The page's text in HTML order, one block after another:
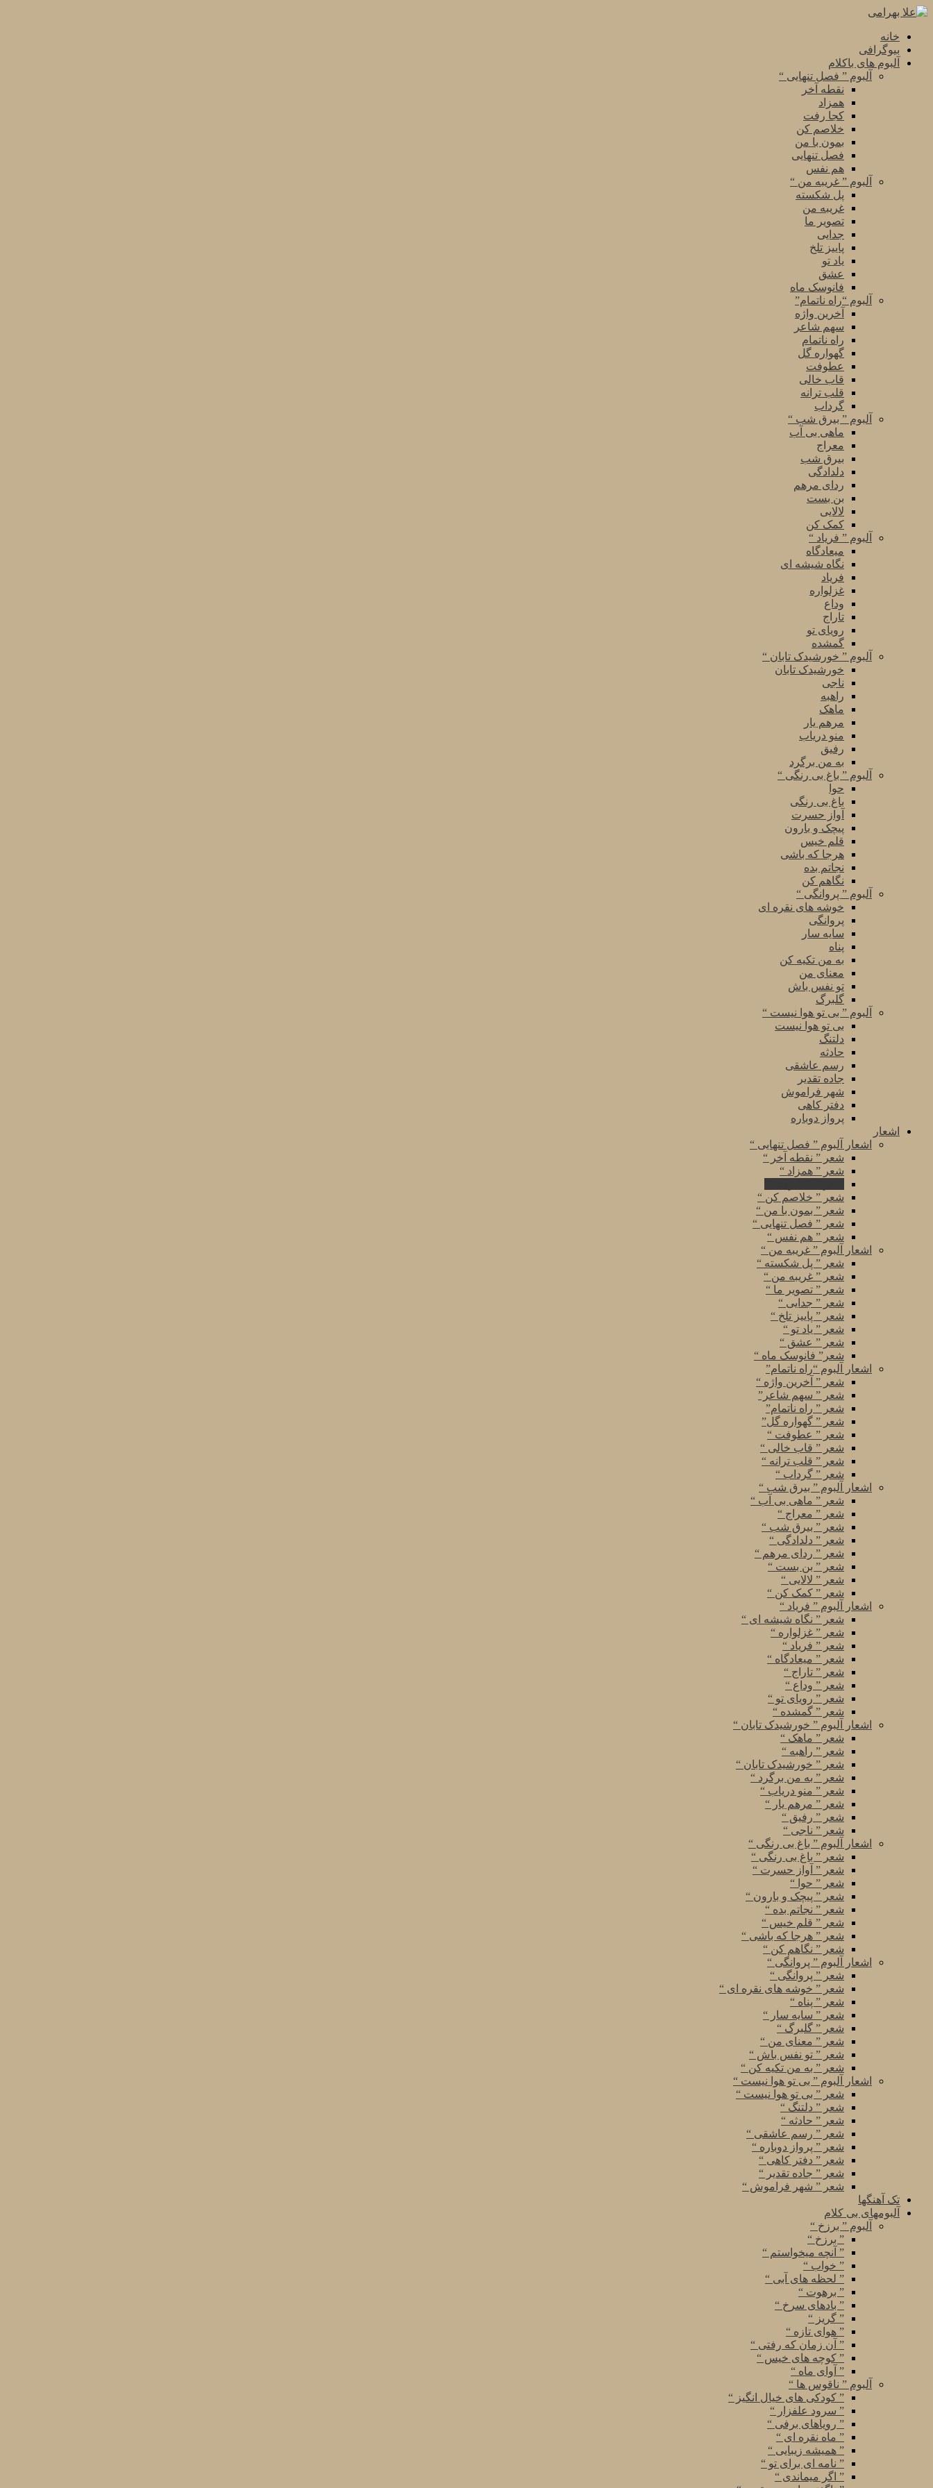
خانه
بیوگرافی
آلبوم های باکلام
آلبوم ” فصل تنهایی “
نقطه آخر
همزاد
کجا رفت
خلاصم کن
بمون با من
فصل تنهایی
هم نفس
آلبوم ” غریبه من “
پل شکسته
غریبه من
تصویر ما
جدایی
پاییز تلخ
یاد تو
عشق
فانوسک ماه
آلبوم “راه ناتمام”
آخرین واژه
سهم شاعر
راه ناتمام
گهواره گل
عطوفت
قاب خالی
قلب ترانه
گرداب
آلبوم ” بیرق شب “
ماهی بی آب
معراج
بیرق شب
دلدادگی
ردای مرهم
بن بست
لالایی
کمک کن
آلبوم ” فریاد “
میعادگاه
نگاه شیشه ای
فریاد
غزلواره
وداع
تاراج
رویای تو
گمشده
آلبوم ” خورشیدک تابان “
خورشیدک تابان
ناجی
راهبه
ماهک
مرهم یار
منو دریاب
رفیق
به من برگرد
آلبوم ” باغ بی رنگی “
حوا
باغ بی رنگی
آواز حسرت
پیچک و بارون
قلم خیس
هرجا که باشی
نجاتم بده
نگاهم کن
آلبوم ” پروانگی “
خوشه های نقره ای
پروانگی
سایه سار
پناه
به من تکیه کن
معنای من
تو نفس باش
گلبرگ
آلبوم ” بی تو هوا نیست “
بی تو هوا نیست
دلتنگ
حادثه
رسم عاشقی
جاده تقدیر
شهر فراموش
دفتر کاهی
پرواز دوباره
اشعار
اشعار آلبوم ” فصل تنهایی “
شعر ” نقطه آخر “
شعر ” همزاد “
شعر ” خلاصم کن “
شعر ” بمون با من “
شعر ” فصل تنهایی “
شعر ” هم نفس “
اشعار آلبوم ” غریبه من “
شعر ” پل شکسته “
شعر ” غریبه من “
شعر ” تصویر ما “
شعر ” جدایی “
شعر ” پاییز تلخ “
شعر ” یاد تو “
شعر ” عشق “
شعر” فانوسک ماه “
اشعار آلبوم “راه ناتمام”
شعر ” آخرین واژه “
شعر ” سهم شاعر”
شعر ” راه ناتمام”
شعر ” گهواره گل”
شعر ” عطوفت “
شعر ” قاب خالی “
شعر ” قلب ترانه “
شعر ” گرداب “
اشعار آلبوم ” بیرق شب “
شعر ” ماهی بی آب “
شعر ” معراج “
شعر ” بیرق شب “
شعر ” دلدادگی “
شعر ” ردای مرهم “
شعر ” بن بست “
شعر ” لالایی “
شعر ” کمک کن “
اشعار آلبوم ” فریاد “
شعر ” نگاه شیشه ای “
شعر ” غزلواره “
شعر ” فریاد “
شعر ” میعادگاه “
شعر ” تاراج “
شعر ” وداع “
شعر ” رویای تو “
شعر ” گمشده “
اشعار آلبوم ” خورشیدک تابان “
شعر ” ماهک “
شعر ” راهبه “
شعر ” خورشیدک تابان “
شعر ” به من برگرد “
شعر ” منو دریاب “
شعر ” مرهم یار “
شعر ” رفیق “
شعر ” ناجی “
اشعار آلبوم ” باغ بی رنگی “
شعر ” باغ بی رنگی “
شعر ” آواز حسرت “
شعر ” حوا “
شعر ” پیچک و بارون “
شعر ” نجاتم بده “
شعر ” قلم خیس “
شعر ” هرجا که باشی “
شعر ” نگاهم کن “
اشعار آلبوم ” پروانگی “
شعر ” پروانگی “
شعر ” خوشه های نقره ای “
شعر ” پناه “
شعر ” سایه سار “
شعر ” گلبرگ “
شعر ” معنای من “
شعر ” تو نفس باش “
شعر ” به من تکیه کن “
اشعار آلبوم ” بی تو هوا نیست “
شعر ” بی تو هوا نیست “
شعر ” دلتنگ “
شعر ” حادثه “
شعر ” رسم عاشقی “
شعر ” پرواز دوباره “
شعر ” دفتر کاهی “
شعر ” جاده تقدیر “
شعر ” شهر فراموش “
تک آهنگها
آلبومهای بی کلام
آلبوم ” برزخ “
” برزخ “
” آنچه میخواستم “
” خواب “
” لحظه های آبی “
” برهوت “
” بادهای سرخ “
” گریز “
” هوای تازه “
” آن زمان که رفتی “
” کوچه های خیس “
” آوای ماه “
آلبوم ” ناقوس ها “
” کودکی های خیال انگیز “
” سرود علفزار “
” رویاهای برفی “
” ماه نقره ای “
” همیشه زیبایی “
” نامه ای برای تو “
” اگر میماندی “